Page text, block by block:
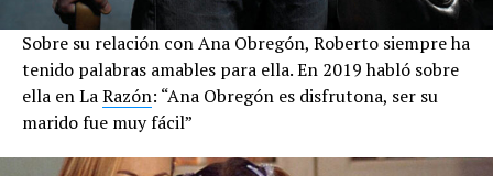
Sobre su relación con Ana Obregón, Roberto siempre ha
tenido palabras amables para ella. En 2019 habló sobre
ella en LaRazón: “Ana Obregón es disfrutona, ser su
marido fue muy fácil”